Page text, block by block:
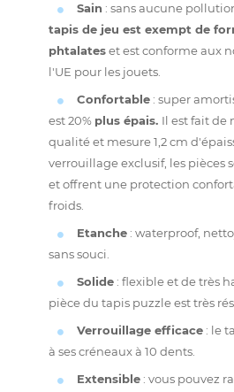
Sain : sans aucune
tapis de jeu est exempt de
phtalateset est conforme aux
l'UE pour les jouets.
Confortable : super
est 20% plus épais. Il est fait de
qualité et mesure 1,2 cm
verrouillage exclusif, les pièces
et offrent une protection
froids.
Etanche : waterproof,
sans souci.
Solide : flexible et de très
pièce du tapis puzzle est très
Verrouillage efficace : le
à ses créneaux à 10 dents.
Extensible : vous pouvez